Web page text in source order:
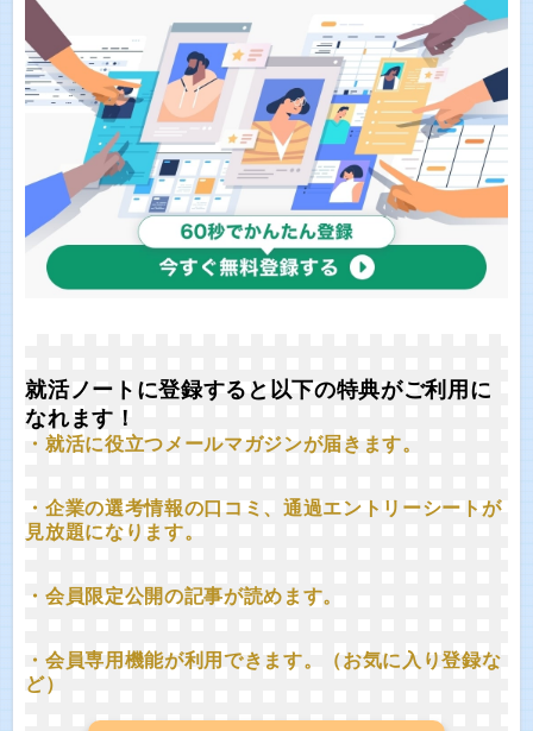
就活ノートに登録すると以下の特典がご利用に
なれます！
・就活に役立つメールマガジンが届きます。
・企業の選考情報の口コミ、通過エントリーシートが
見放題になります。
・会員限定公開の記事が読めます。
・会員専用機能が利用できます。（お気に入り登録な
ど）